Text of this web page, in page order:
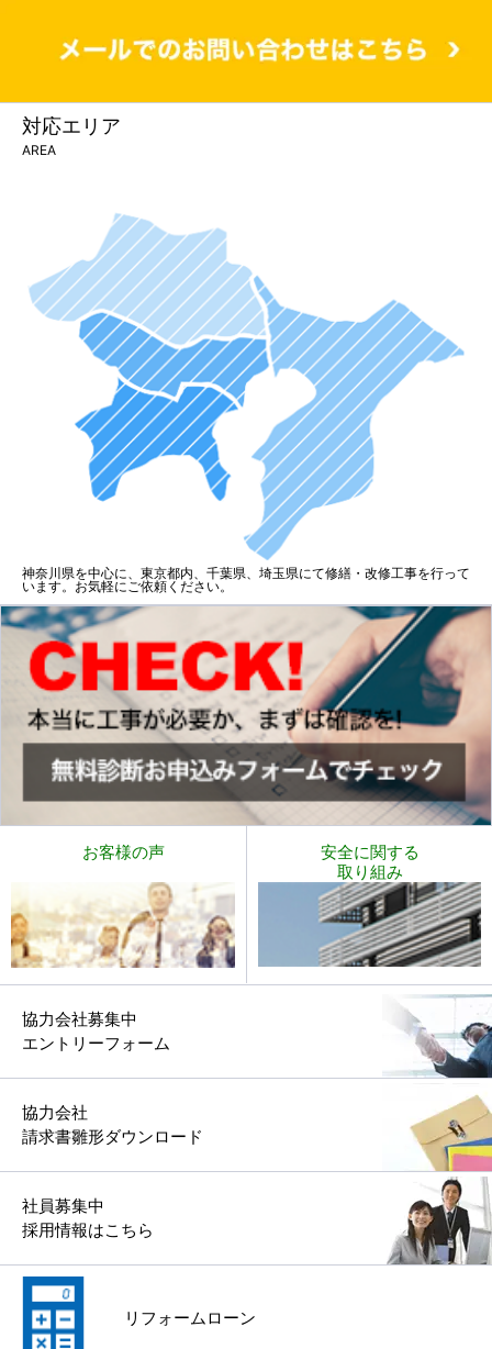
対応エリア
AREA
神奈川県を中心に、東京都内、千葉県、埼玉県にて修繕・改修工事を行って
います。お気軽にご依頼ください。
お客様の声
安全に関する
取り組み
協力会社募集中
エントリーフォーム
協力会社
請求書雛形ダウンロード
社員募集中
採用情報はこちら
リフォームローン